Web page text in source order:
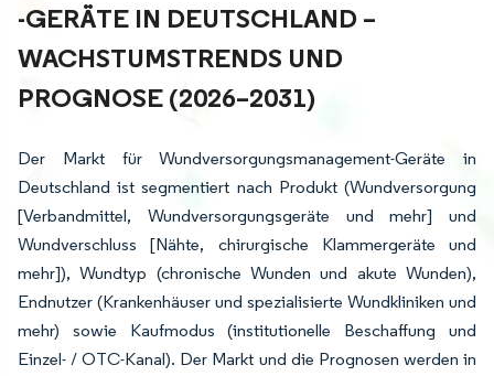
GERÄTE IN DEUTSCHLAND – W
ACHSTUMSTRENDS UND P
ROGNOSE (2026–2031)
Der Markt für Wundversorgungsmanagement-Geräte in
Deutschland ist segmentiert nach Produkt (Wundversorgung
[Verbandmittel, Wundversorgungsgeräte und mehr] und
Wundverschluss [Nähte, chirurgische Klammergeräte und
mehr]), Wundtyp (chronische Wunden und akute Wunden),
Endnutzer (Krankenhäuser und spezialisierte Wundkliniken und
mehr) sowie Kaufmodus (institutionelle Beschaffung und
Einzel- / OTC-Kanal). Der Markt und die Prognosen werden in